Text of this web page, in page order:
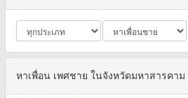
หาเพื่อน เพศชาย ในจังหวัดมหาสารคาม